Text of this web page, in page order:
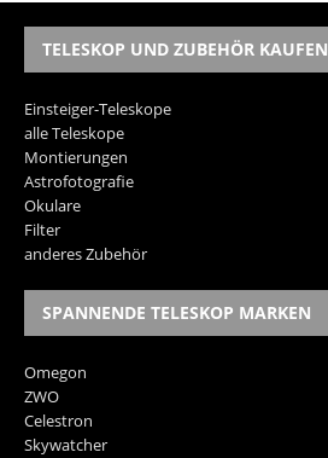
TELESKOP UND ZUBEHÖR KAUFEN
Einsteiger-Teleskope
alle Teleskope
Montierungen
Astrofotografie
Okulare
Filter
anderes Zubehör
SPANNENDE TELESKOP MARKEN
Omegon
ZWO
Celestron
Skywatcher